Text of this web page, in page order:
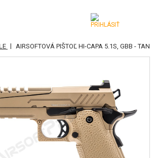
PRAKY
| AIRSOFTOVÁ PIŠTOĽ HI-CAPA 5.1S, GBB - TAN